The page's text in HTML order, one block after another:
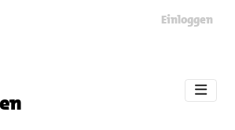
Einloggen